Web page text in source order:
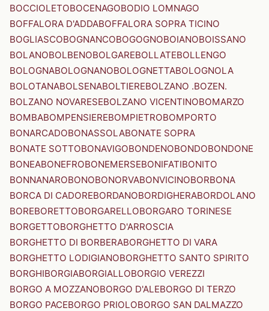
BOCCIOLETOBOCENAGOBODIO LOMNAGO
BOFFALORA D'ADDABOFFALORA SOPRA TICINO
BOGLIASCOBOGNANCOBOGOGNOBOIANOBOISSANO
BOLANOBOLBENOBOLGAREBOLLATEBOLLENGO
BOLOGNABOLOGNANOBOLOGNETTABOLOGNOLA
BOLOTANABOLSENABOLTIEREBOLZANO .BOZEN.
BOLZANO NOVARESEBOLZANO VICENTINOBOMARZO
BOMBABOMPENSIEREBOMPIETROBOMPORTO
BONARCADOBONASSOLABONATE SOPRA
BONATE SOTTOBONAVIGOBONDENOBONDOBONDONE
BONEABONEFROBONEMERSEBONIFATIBONITO
BONNANAROBONOBONORVABONVICINOBORBONA
BORCA DI CADOREBORDANOBORDIGHERABORDOLANO
BOREBORETTOBORGARELLOBORGARO TORINESE
BORGETTOBORGHETTO D'ARROSCIA
BORGHETTO DI BORBERABORGHETTO DI VARA
BORGHETTO LODIGIANOBORGHETTO SANTO SPIRITO
BORGHIBORGIABORGIALLOBORGIO VEREZZI
BORGO A MOZZANOBORGO D'ALEBORGO DI TERZO
BORGO PACEBORGO PRIOLOBORGO SAN DALMAZZO